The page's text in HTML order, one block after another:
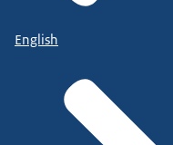
English